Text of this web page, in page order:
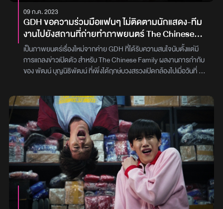
09 ก.ค. 2023
GDH ขอความร่วมมือแฟนๆ ไม่ติดตามนักแสดง-ทีม
งานไปยังสถานที่ถ่ายทำภาพยนตร์ The Chinese
Family
เป็นภาพยนตร์เรื่องใหม่จากค่าย GDH ที่ได้รับความสนใจนับตั้งแต่มี
การแถลงข่าวเปิดตัว สำหรับ The Chinese Family ผลงานการกำกับ
ของ พัฒน์ บุญนิธิพัฒน์ ที่เพิ่งได้ฤกษ์บวงสรวงเปิดกล้องไปเมื่อวันที่ 28
แฟนๆ เนื่องด้วยเป็นช่วงที่ภาพยนตร์ The Chinese Family กำลังอยู่
ในขั้นตอนของการถ่ายทำ และเพื่อให้การถ่ายทำเป็นไปด้วยความราบรื่น
จึงอยากขอความร่วมมือจากแฟนๆ ทุกท่าน1. สถานที่ในการถ่ายทำ
บางแห่งเป็นสถานที่เปิด นักแสดงและทีมงานจึงจำเป็นอย่างยิ่งที่จะใช้
สมาธิสูงในการถ่ายทำ จึงขอไม่ให้ติดตามนักแสดงและทีมงานเข้าไปยัง
สถานที่ถ่ายทำ รวมถึงบริเวณใกล้เคียง เพื่อให้การถ่ายทำเป็นไปด้วย
การราบรื่นเรียบร้อย2.หากพบเห็นกองถ่ายทำภาพยนตร์ ไม่ว่าสถานที่
ใดๆ ก็ตาม ขอความร่วมมืองดถ่ายภาพนิ่งหรือภาพเคลื่อนไหวที่ทำให้
เห็นการทำงานของนักแสดงในฉาก รวมถึงไม่นำภาพมาเผยแพร่ผ่านโซ
เชียลมีเดีย เพื่อรักษาเนื้อหาและความน่าสนใจของภาพยนตร์ไว้สำหรับ
ภาพยนตร์ The Chinese Family เป็นภาพยนตร์ที่เล่าเรื่องราวเกี่ยว